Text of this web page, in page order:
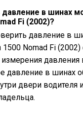
давление в шинах
Fi (2002)?
давление в
1500 Nomad Fi
давления
давление в шинах
двери водителя